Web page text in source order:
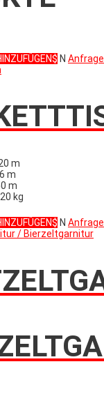
N
m
m
m
kg
N